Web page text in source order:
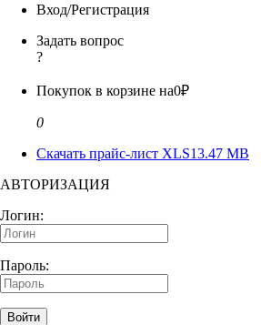
Вход/Регистрация
Задать вопрос
?
Покупок в корзине на0₽
0
Скачать прайс-лист XLS13.47 MB
АВТОРИЗАЦИЯ
Логин:
Пароль:
Войти